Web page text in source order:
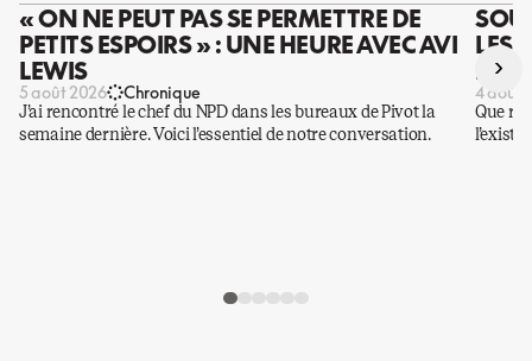
« ON NE PEUT PAS SE PERMETTRE DE
PETITS ESPOIRS » : UNE HEURE AVEC AVI
LEWIS
5 août 2026 Chronique
J’ai rencontré le chef du NPD dans les bureaux de Pivot la
semaine dernière. Voici l’essentiel de notre conversation.
LES
DES
4 août
Que
›